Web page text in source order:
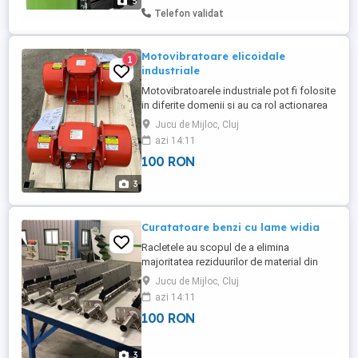
reglabil unghi Eibenstock BST 300 Total
Telefon validat
3
1
Motovibratoare elicoidale
industriale
Motovibratoarele industriale pot fi folosite
in diferite domenii si au ca rol actionarea
utilajelor vibratoare (de transport, de
cernere). Se comercializeaza pe diferite
dimensiuni.
Jucu de Mijloc, Cluj
azi 14:11
100 RON
3
Curatatoare benzi cu lame widia
Racletele au scopul de a elimina
majoritatea reziduurilor de material din
banda si de a le directiona in zona de
refulare. Lamele racletei sunt potrivite
pentru materiale cu înalt grad de
abraziune și deosebit de lipicioase pe
Jucu de Mijloc, Cluj
azi 14:11
100 RON